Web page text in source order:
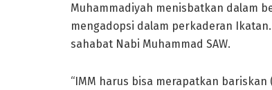
Muhammadiyah menisbatkan dalam
mengadopsi dalam perkaderan
sahabat Nabi Muhammad SAW.
“IMM harus bisa merapatkan